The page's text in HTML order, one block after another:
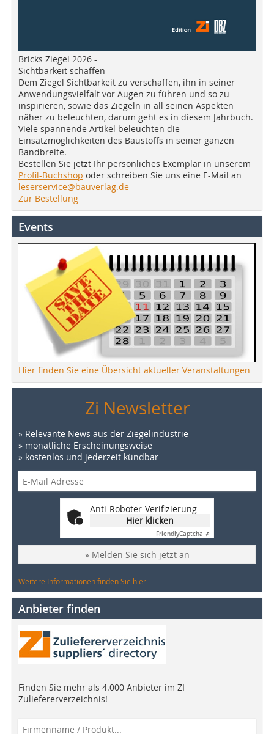
Bricks Ziegel 2026 -
Sichtbarkeit schaffen
Dem Ziegel Sichtbarkeit zu verschaffen, ihn in seiner
Anwendungsvielfalt vor Augen zu führen und so zu
inspirieren, sowie das Ziegeln in all seinen Aspekten
näher zu beleuchten, darum geht es in diesem Jahrbuch.
Viele spannende Artikel beleuchten die
Einsatzmöglichkeiten des Baustoffs in seiner ganzen
Bandbreite.
Bestellen Sie jetzt Ihr persönliches Exemplar in unserem
Profil-Buchshop oder schreiben Sie uns eine E-Mail an
leserservice@bauverlag.de
Zur Bestellung
Events
Hier finden Sie eine Übersicht aktueller Veranstaltungen
Zi Newsletter
» Relevante News aus der Ziegelindustrie
» monatliche Erscheinungsweise
» kostenlos und jederzeit kündbar
Anti-Roboter-Verifizierung
Hier klicken
FriendlyCaptcha ⇗
» Melden Sie sich jetzt an
Weitere Informationen finden Sie hier
Anbieter finden
Finden Sie mehr als 4.000 Anbieter im ZI
Zuliefererverzeichnis!